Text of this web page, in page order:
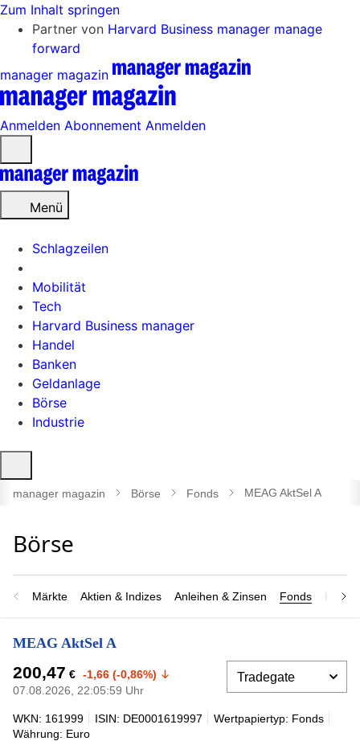
Zum Inhalt springen
Partner von Harvard Business manager manage
forward
manager magazin
Anmelden Abonnement Anmelden
öffnen
Menü
Schlagzeilen
Mobilität
Tech
Harvard Business manager
Handel
Banken
Geldanlage
Börse
Industrie
öffnen
manager magazin Börse Fonds MEAG AktSel A
Märkte Aktien & Indizes Anleihen & Zinsen Fonds
MEAG AktSel A
200,47 € -1,66 (-0,86%)
07.08.2026, 22:05:59 Uhr
WKN: 161999 ISIN: DE0001619997
Wertpapiertyp: Fonds
Währung: Euro